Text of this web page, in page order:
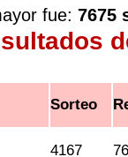
fue: 7675
Sorteo
4167